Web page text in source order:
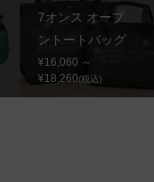
7オンス オープ
ントートバッグ
¥16,060 ～
¥18,260(税込)